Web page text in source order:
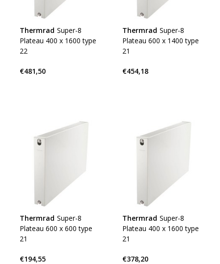
Thermrad Super-8
Plateau 400 x 1600 type
22
€481,50
Thermrad Super-8
Plateau 600 x 1400 type
21
€454,18
Thermrad Super-8
Plateau 600 x 600 type
21
€194,55
Thermrad Super-8
Plateau 400 x 1600 type
21
€378,20